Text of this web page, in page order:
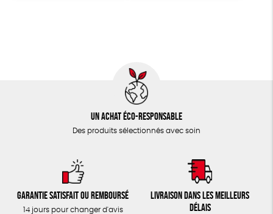
Un achat éco-responsable
Des produits sélectionnés avec soin
Garantie satisfait ou remboursé
14 jours pour changer d'avis
Livraison dans les meilleurs
délais